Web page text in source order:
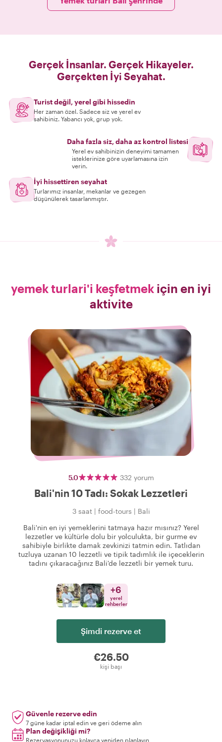
Gerçek İnsanlar. Gerçek Hikayeler.
Gerçekten İyi Seyahat.
Turist değil, yerel gibi hissedin
Her zaman özel. Sadece siz ve yerel ev
sahibiniz. Yabancı yok, grup yok.
Daha fazla siz, daha az kontrol listesi
Yerel ev sahibinizin deneyimi tamamen
isteklerinize göre uyarlamasına izin
verin.
İyi hissettiren seyahat
Turlarımız insanlar, mekanlar ve gezegen
düşünülerek tasarlanmıştır.
yemek turlari'i keşfetmek için en iyi
aktivite
5.0 332 yorum
Bali'nin 10 Tadı: Sokak Lezzetleri
3 saat| food-tours | Bali
Bali'nin en iyi yemeklerini tatmaya hazır mısınız? Yerel
lezzetler ve kültürle dolu bir yolculukta, bir gurme ev
sahibiyle birlikte damak zevkinizi tatmin edin. Tatlıdan
tuzluya uzanan 10 lezzetli ve tipik tadımlık ile içeceklerin
tadını çıkaracağınız Bali'de lezzetli bir yemek turu.
Şimdi rezerve et
€26.50
kişi başı
+6
yerel
rehberler
Güvenle rezerve edin
7 güne kadar iptal edin ve geri ödeme alın
Plan değişikliği mi?
Rezervasyonunuzu kolayca yeniden planlayın